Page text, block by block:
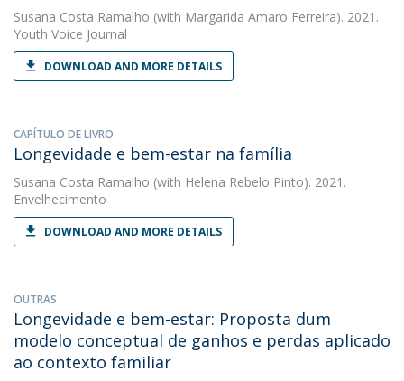
Susana Costa Ramalho (with Margarida Amaro Ferreira). 2021.
Youth Voice Journal
DOWNLOAD AND MORE DETAILS
CAPÍTULO DE LIVRO
Longevidade e bem-estar na família
Susana Costa Ramalho (with Helena Rebelo Pinto). 2021.
Envelhecimento
DOWNLOAD AND MORE DETAILS
OUTRAS
Longevidade e bem-estar: Proposta dum
modelo conceptual de ganhos e perdas aplicado
ao contexto familiar